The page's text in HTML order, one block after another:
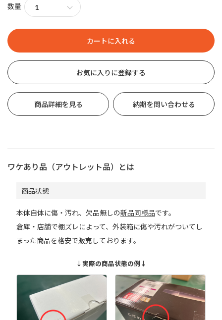
数量
お気に入りに登録する
商品詳細を見る 納期を問い合わせる
ワケあり品（アウトレット品）とは
商品状態
本体自体に傷・汚れ、欠品無しの新品同様品です。
倉庫・店舗で棚ズレによって、外装箱に傷や汚れがついてし
まった商品を格安で販売しております。
↓実際の商品状態の例↓